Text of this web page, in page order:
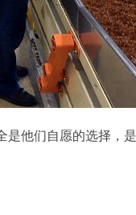
他们自愿的选择，是